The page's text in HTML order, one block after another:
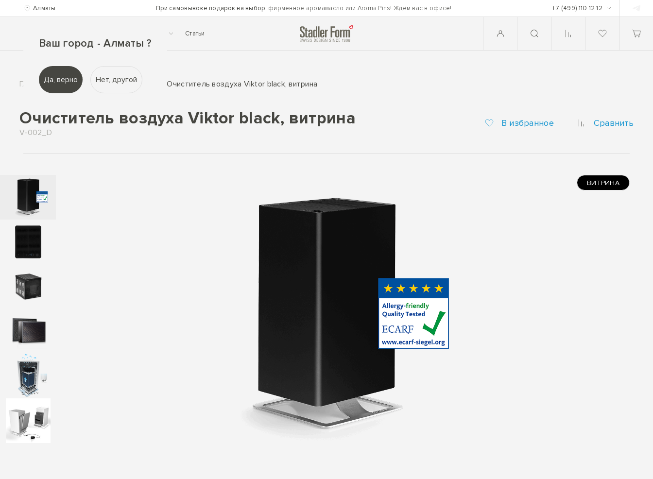
Алматы
Ваш город - Алматы ?
Да, верно Нет, другой
При самовывозе подарок на выбор: фирменное аромамасло или Aroma Pins! Ждём вас в офисе! +7 (499) 110 12 12
Статьи
Главная Каталог Распродажа Очиститель воздуха Viktor black, витрина
Очиститель воздуха Viktor black, витрина
V-002_D
В избранное Сравнить
ВИТРИНА